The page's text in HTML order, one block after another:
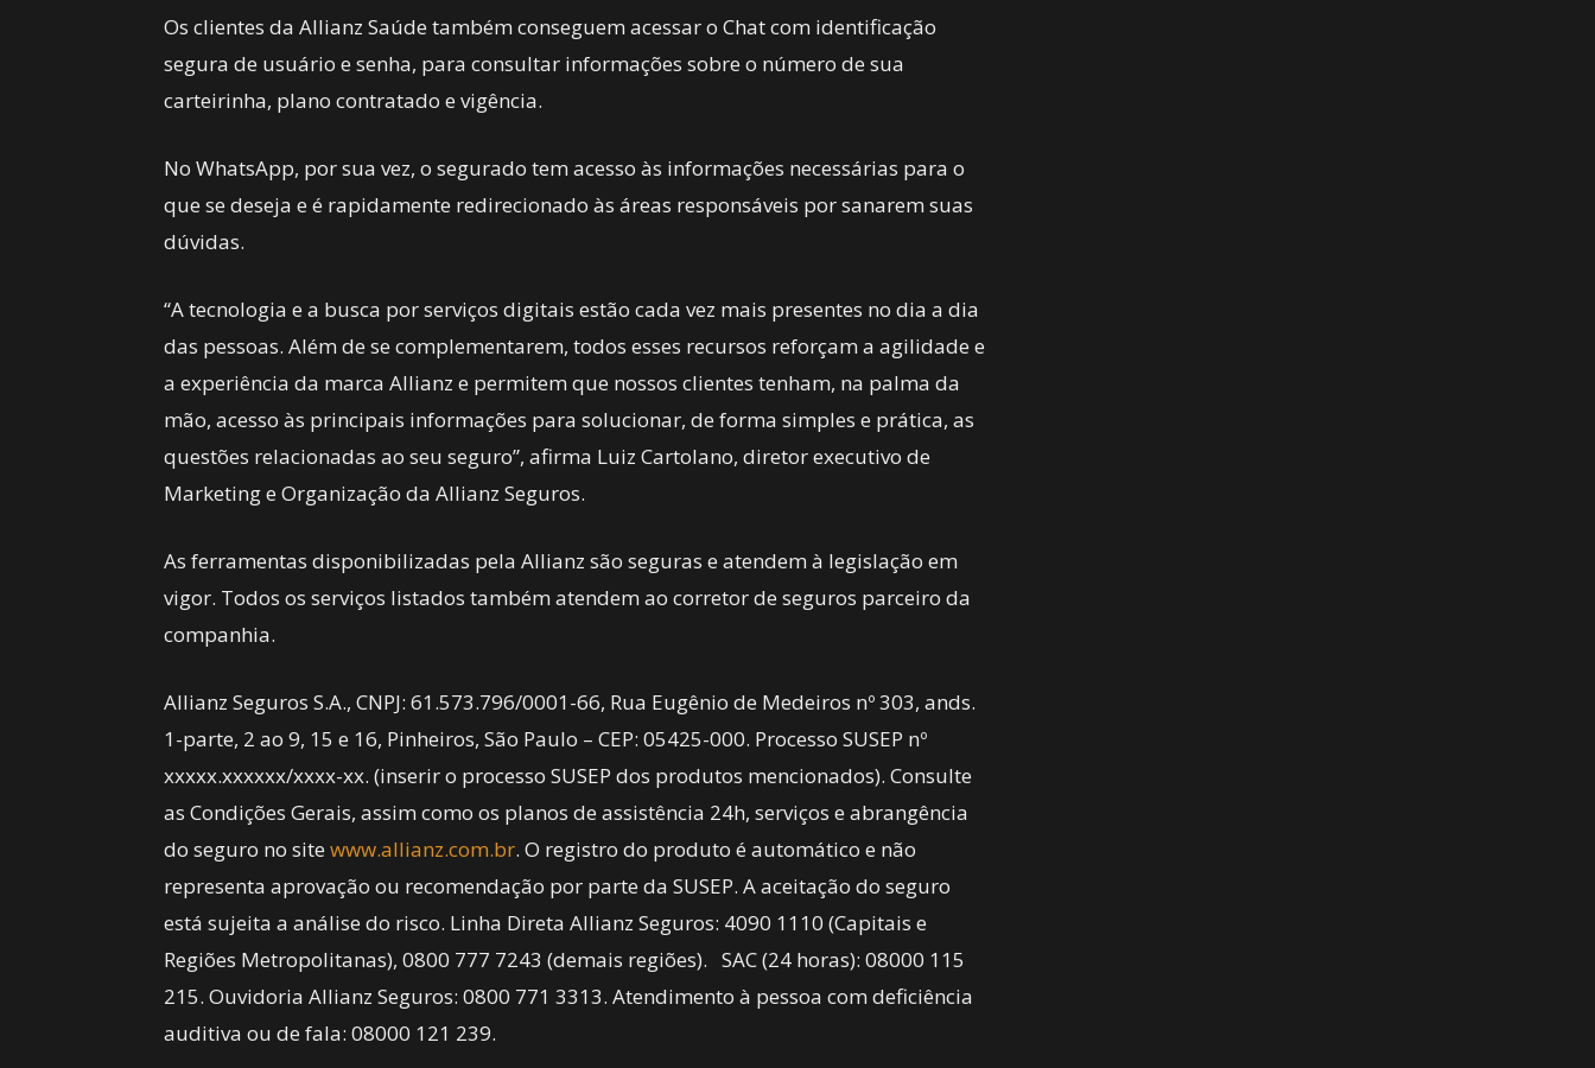
Os clientes da Allianz Saúde também conseguem acessar o Chat com identificação
segura de usuário e senha, para consultar informações sobre o número de sua
carteirinha, plano contratado e vigência.
No WhatsApp, por sua vez, o segurado tem acesso às informações necessárias para o
que se deseja e é rapidamente redirecionado às áreas responsáveis por sanarem suas
dúvidas.
“A tecnologia e a busca por serviços digitais estão cada vez mais presentes no dia a dia
das pessoas. Além de se complementarem, todos esses recursos reforçam a agilidade e
a experiência da marca Allianz e permitem que nossos clientes tenham, na palma da
mão, acesso às principais informações para solucionar, de forma simples e prática, as
questões relacionadas ao seu seguro”, afirma Luiz Cartolano, diretor executivo de
Marketing e Organização da Allianz Seguros.
As ferramentas disponibilizadas pela Allianz são seguras e atendem à legislação em
vigor. Todos os serviços listados também atendem ao corretor de seguros parceiro da
companhia.
Allianz Seguros S.A., CNPJ: 61.573.796/0001-66, Rua Eugênio de Medeiros nº 303, ands.
1-parte, 2 ao 9, 15 e 16, Pinheiros, São Paulo – CEP: 05425-000. Processo SUSEP nº
xxxxx.xxxxxx/xxxx-xx. (inserir o processo SUSEP dos produtos mencionados). Consulte
as Condições Gerais, assim como os planos de assistência 24h, serviços e abrangência
do seguro no site www.allianz.com.br. O registro do produto é automático e não
representa aprovação ou recomendação por parte da SUSEP. A aceitação do seguro
está sujeita a análise do risco. Linha Direta Allianz Seguros: 4090 1110 (Capitais e
Regiões Metropolitanas), 0800 777 7243 (demais regiões). SAC (24 horas): 08000 115
215. Ouvidoria Allianz Seguros: 0800 771 3313. Atendimento à pessoa com deficiência
auditiva ou de fala: 08000 121 239.